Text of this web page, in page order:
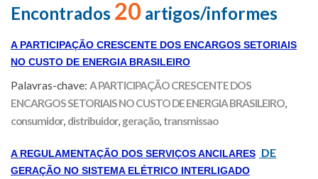
Encontrados 20 artigos/informes
A PARTICIPAÇÃO CRESCENTE DOS ENCARGOS SETORIAIS
NO CUSTO DE ENERGIA BRASILEIRO
Palavras-chave: A PARTICIPAÇÃO CRESCENTE DOS
ENCARGOS SETORIAIS NO CUSTO DE ENERGIA BRASILEIRO,
consumidor, distribuidor, geração, transmissao
A REGULAMENTAÇÃO DOS SERVIÇOS ANCILARES DE
GERAÇÃO NO SISTEMA ELÉTRICO INTERLIGADO